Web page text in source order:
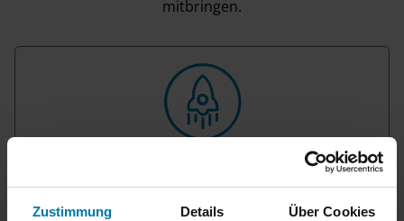
Zustimmung Details Über Cookies
mitbringen.
Unser Bewerbungsprozess